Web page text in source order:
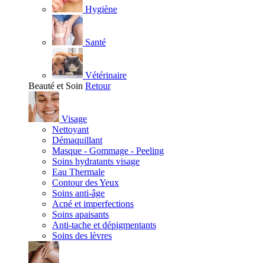
Hygiène
Santé
Vétérinaire
Beauté et Soin Retour
Visage
Nettoyant
Démaquillant
Masque - Gommage - Peeling
Soins hydratants visage
Eau Thermale
Contour des Yeux
Soins anti-âge
Acné et imperfections
Soins apaisants
Anti-tache et dépigmentants
Soins des lèvres